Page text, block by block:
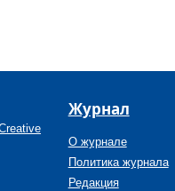
Журнал
О журнале
Политика журнала
Редакция